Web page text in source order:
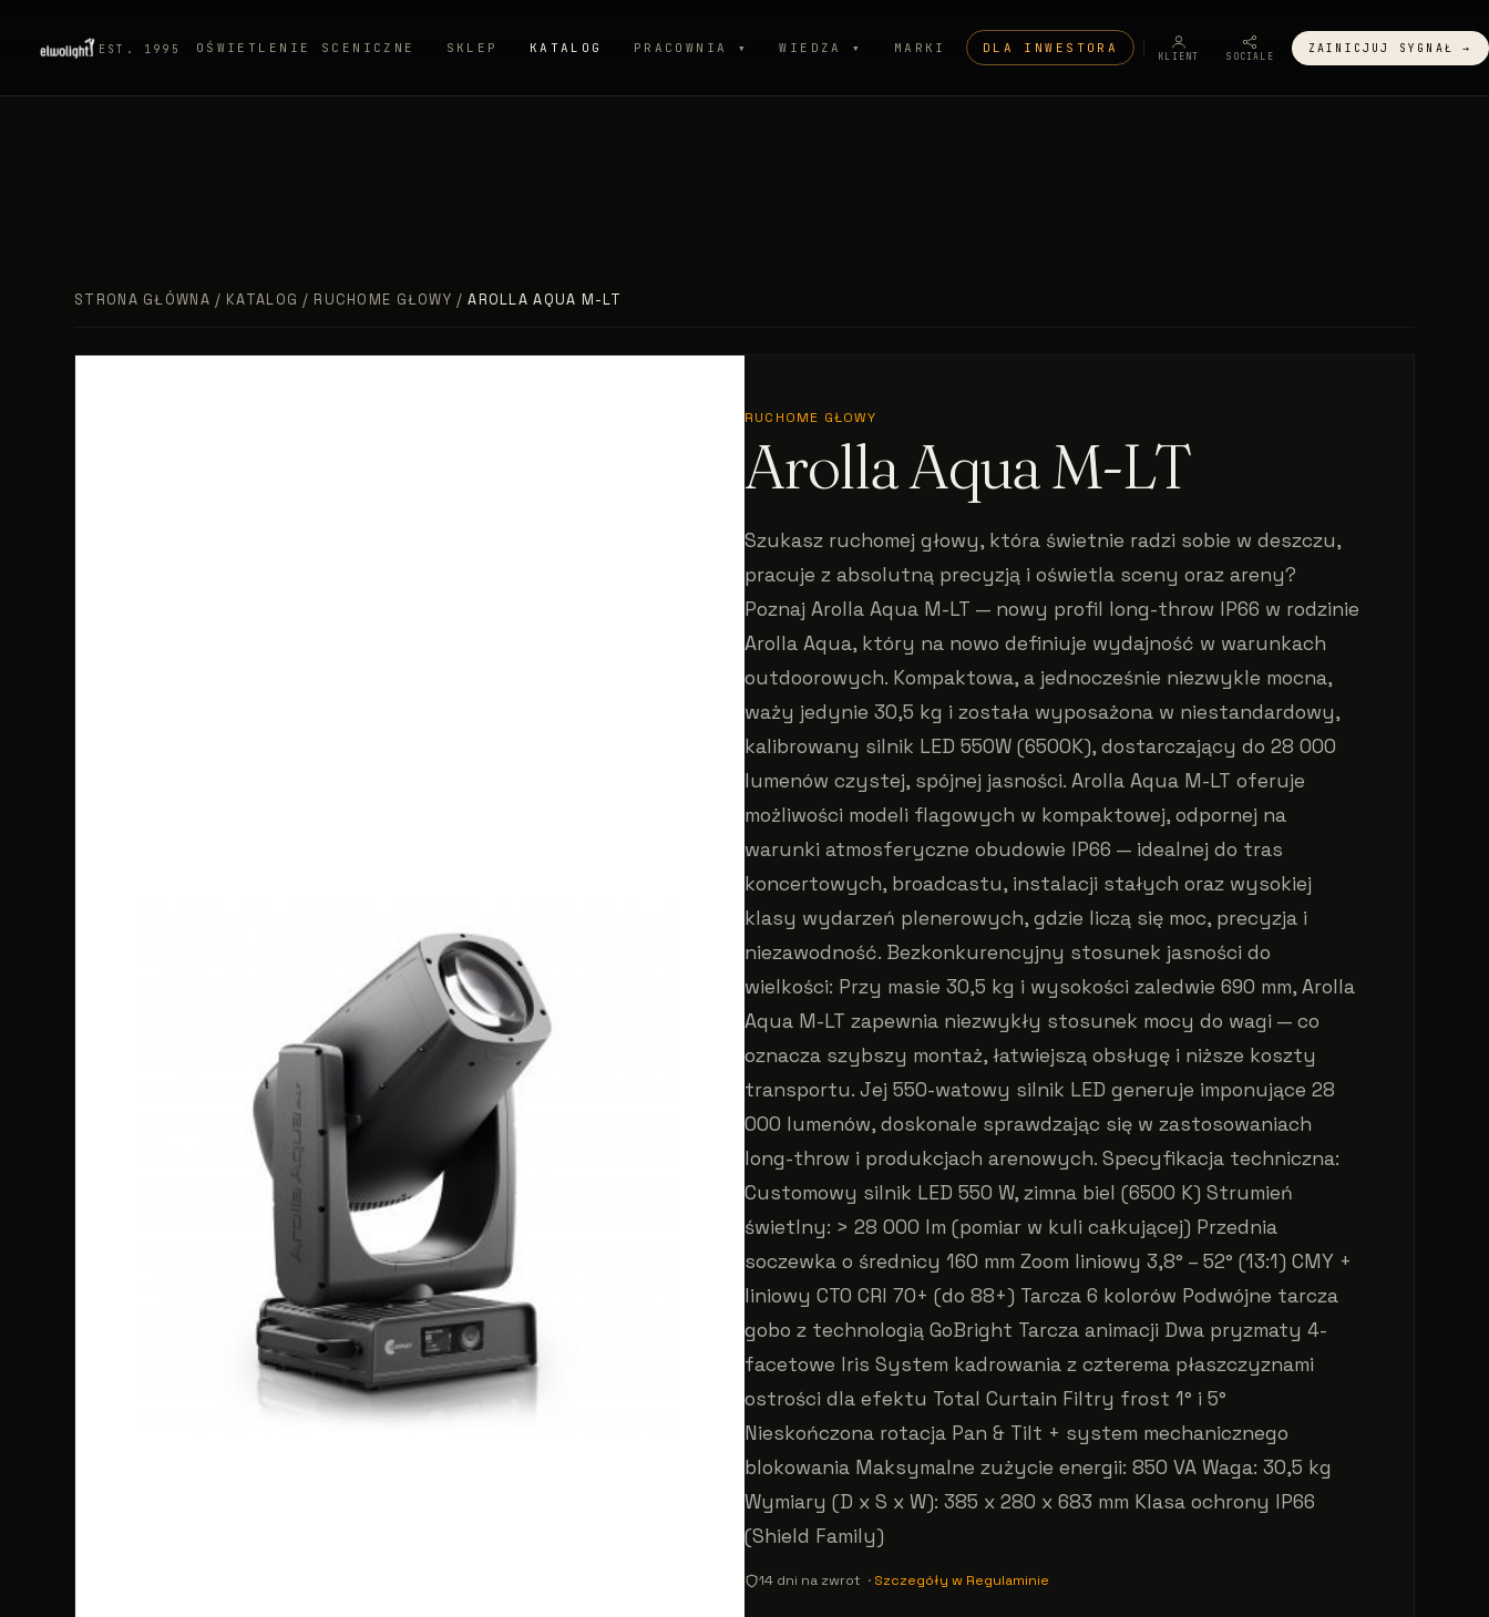
EST. 1995 OŚWIETLENIE SCENICZNE SKLEP KATALOG PRACOWNIA ▾ WIEDZA ▾ MARKI DLA INWESTORA
KLIENT SOCIALE
ZAINICJUJ SYGNAŁ →
STRONA GŁÓWNA / KATALOG / RUCHOME GŁOWY / AROLLA AQUA M-LT
RUCHOME GŁOWY
Arolla Aqua M-LT
Szukasz ruchomej głowy, która świetnie radzi sobie w deszczu,
pracuje z absolutną precyzją i oświetla sceny oraz areny?
Poznaj Arolla Aqua M-LT — nowy profil long-throw IP66 w rodzinie
Arolla Aqua, który na nowo definiuje wydajność w warunkach
outdoorowych. Kompaktowa, a jednocześnie niezwykle mocna,
waży jedynie 30,5 kg i została wyposażona w niestandardowy,
kalibrowany silnik LED 550W (6500K), dostarczający do 28 000
lumenów czystej, spójnej jasności. Arolla Aqua M-LT oferuje
możliwości modeli flagowych w kompaktowej, odpornej na
warunki atmosferyczne obudowie IP66 — idealnej do tras
koncertowych, broadcastu, instalacji stałych oraz wysokiej
klasy wydarzeń plenerowych, gdzie liczą się moc, precyzja i
niezawodność. Bezkonkurencyjny stosunek jasności do
wielkości: Przy masie 30,5 kg i wysokości zaledwie 690 mm, Arolla
Aqua M-LT zapewnia niezwykły stosunek mocy do wagi — co
oznacza szybszy montaż, łatwiejszą obsługę i niższe koszty
transportu. Jej 550-watowy silnik LED generuje imponujące 28
000 lumenów, doskonale sprawdzając się w zastosowaniach
long-throw i produkcjach arenowych. Specyfikacja techniczna:
Customowy silnik LED 550 W, zimna biel (6500 K) Strumień
świetlny: > 28 000 lm (pomiar w kuli całkującej) Przednia
soczewka o średnicy 160 mm Zoom liniowy 3,8° – 52° (13:1) CMY +
liniowy CTO CRI 70+ (do 88+) Tarcza 6 kolorów Podwójne tarcza
gobo z technologią GoBright Tarcza animacji Dwa pryzmaty 4-
facetowe Iris System kadrowania z czterema płaszczyznami
ostrości dla efektu Total Curtain Filtry frost 1° i 5°
Nieskończona rotacja Pan & Tilt + system mechanicznego
blokowania Maksymalne zużycie energii: 850 VA Waga: 30,5 kg
Wymiary (D x S x W): 385 x 280 x 683 mm Klasa ochrony IP66
(Shield Family)
14 dni na zwrot · Szczegóły w Regulaminie